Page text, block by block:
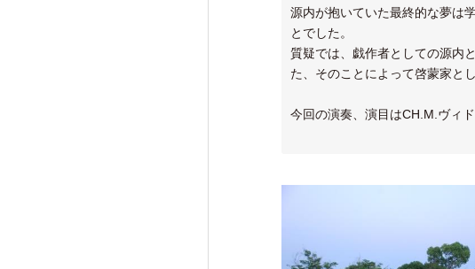
源内が抱いていた最終的な夢は
とでした。
質疑では、戯作者としての源内
た、そのことによって啓蒙家と
今回の演奏、演目はCH.M.ヴィ